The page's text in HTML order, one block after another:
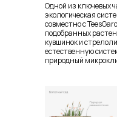
Одной из ключевых
экологическая
совместно с
подобранных
кувшинок и
естественную
природный